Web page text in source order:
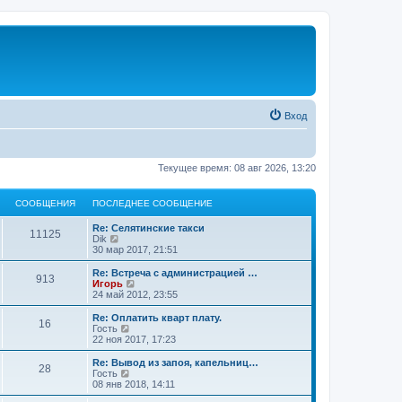
Вход
Текущее время: 08 авг 2026, 13:20
СООБЩЕНИЯ ПОСЛЕДНЕЕ СООБЩЕНИЕ
11125
Re: Селятинские такси
Dik
е
р
е
т
п
о
с
е
д
н
е
30 мар 2017, 21:51
913
Re: Встреча с администрацией …
Игорь
е
р
е
т
п
о
с
24 май 2012, 23:55
16
Re: Оплатить кварт плату.
Гость
е
р
е
т
22 ноя 2017, 17:23
28
Re: Вывод из запоя, капельниц…
Гость
е
р
08 янв 2018, 14:11